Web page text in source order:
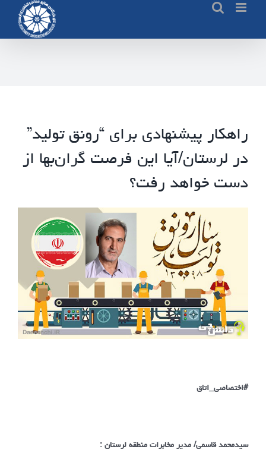
content
راهکار پیشنهادی برای “رونق تولید”
در لرستان/آیا این فرصت گران‌بها از
دست خواهد رفت؟
#اختصاصی_اتاق
سیدمحمد قاسمی/ مدیر مخابرات منطقه لرستان :